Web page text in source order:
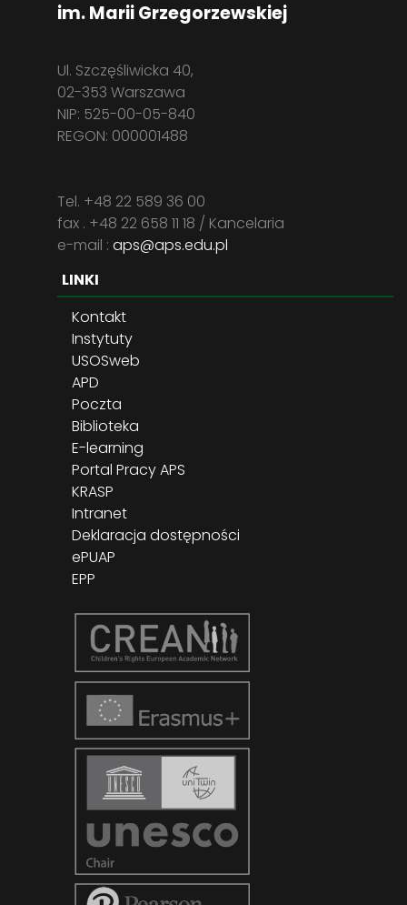
im. Marii Grzegorzewskiej
Ul. Szczęśliwicka 40,
02-353 Warszawa
NIP: 525-00-05-840
REGON: 000001488
Tel. +48 22 589 36 00
fax . +48 22 658 11 18 / Kancelaria
e-mail : aps@aps.edu.pl
LINKI
Kontakt
Instytuty
USOSweb
APD
Poczta
Biblioteka
E-learning
Portal Pracy APS
KRASP
Intranet
Deklaracja dostępności
ePUAP
EPP